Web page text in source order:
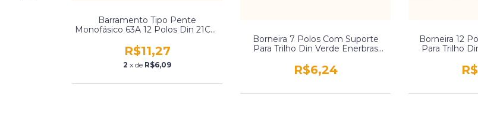
Barramento Tipo Pente
Monofásico 63A 12 Polos Din 21Cm
R$11,27
2 x de R$6,09
Borneira 7 Polos Com Suporte
Para Trilho Din Verde Enerbras
R$6,24
Borneira 12
Para Trilho